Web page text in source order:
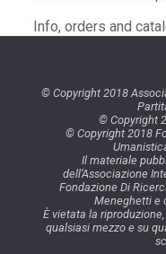
Info, orders and
© Copyright 2018
© Copyright
© Copyright 2018
Il materiale
dell’Associazione
Fondazione Di
Meneghetti e
È vietata la
qualsiasi mezzo e su